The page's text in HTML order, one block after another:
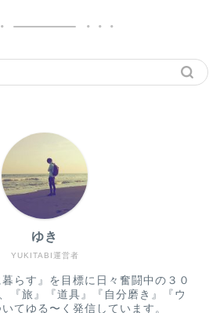
YUKITABI運営者
ゆき
暮らす』を目標に日々奮闘中の３０
『旅』『道具』『自分磨き』『ウ
てゆる〜く発信しています。